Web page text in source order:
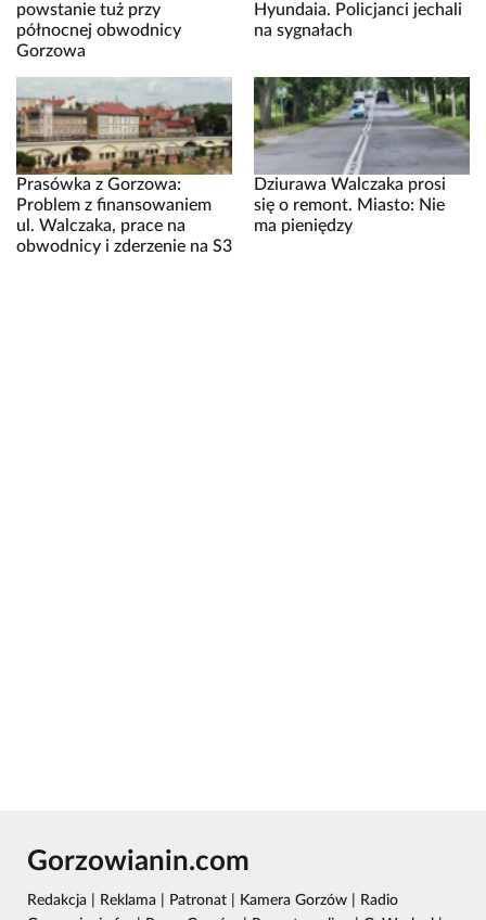
powstanie tuż przy
północnej obwodnicy
Gorzowa
Hyundaia. Policjanci jechali
na sygnałach
Prasówka z Gorzowa:
Problem z finansowaniem
ul. Walczaka, prace na
obwodnicy i zderzenie na S3
Dziurawa Walczaka prosi
się o remont. Miasto: Nie
ma pieniędzy
Gorzowianin.com
Redakcja Reklama Patronat Kamera Gorzów
Radio